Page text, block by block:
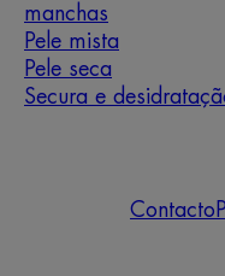
manchas
Pele mista
Pele seca
Secura e
Contacto